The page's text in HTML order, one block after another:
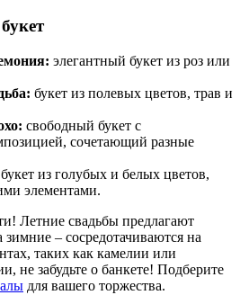
элегантный букет из роз или
букет из полевых цветов, трав и
свободный букет с
сочетающий разные
букет из голубых и белых цветов,
элементами.
Летние свадьбы предлагают
– сосредотачиваются на
таких как камелии или
не забудьте о банкете! Подберите
для вашего торжества.